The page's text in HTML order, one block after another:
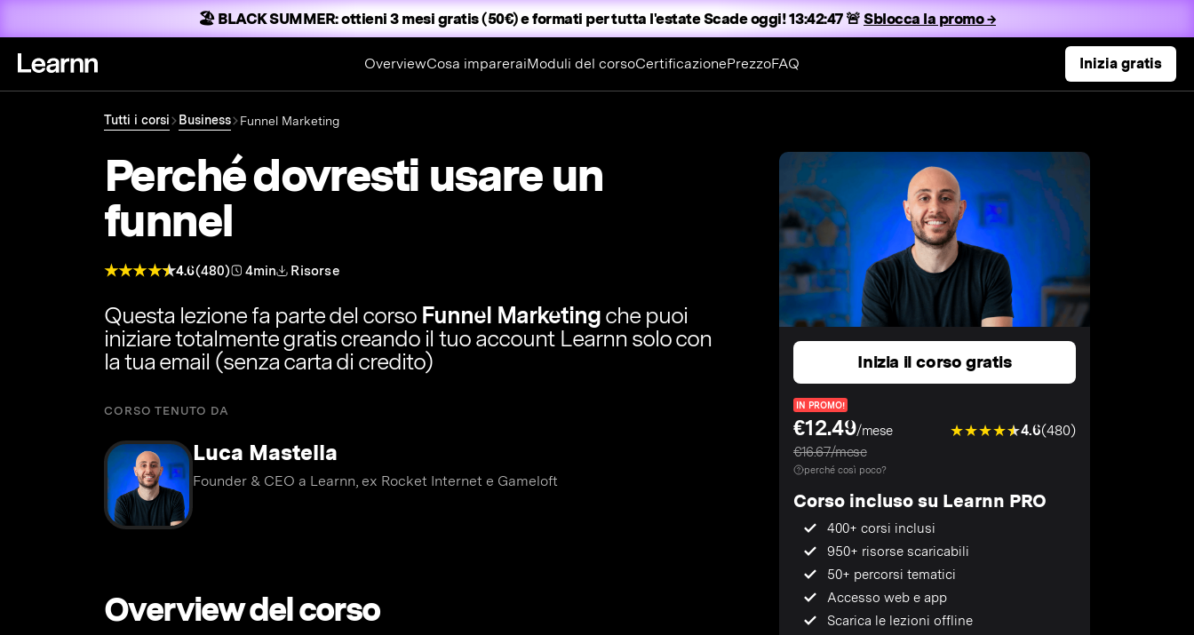
🏖️ BLACK SUMMER:ottieni 3 mesi gratis (50€) e formati per tutta l'estateScade oggi! 13:42:46 🚨 Sblocca la promo →
OverviewCosa impareraiModuli del corsoCertificazionePrezzoFAQ Inizia gratis
Tutti i corsi Business Funnel Marketing
Perché dovresti usare un
funnel
4.6(480) 4min Risorse
Questa lezione fa parte del corso Funnel Marketingche puoi
iniziare totalmente gratis creando il tuo account Learnn solo con
la tua email (senza carta di credito)
CORSO TENUTO DA
Luca Mastella
Founder & CEO a Learnn, ex Rocket Internet e Gameloft
Overview del corso
Inizia il corso gratis
IN PROMO!
€12.49/mese
€16.67/mese
4.6(480)
perché così poco?
Corso incluso su Learnn PRO
400+ corsi inclusi
950+ risorse scaricabili
50+ percorsi tematici
Accesso web e app
Scarica le lezioni offline